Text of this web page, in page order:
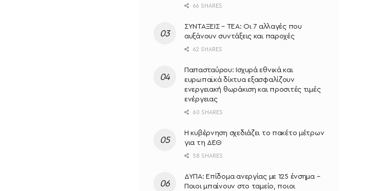
66 SHARES
ΣΥΝΤΑΞΕΙΣ – ΤΕΑ: Οι 7 αλλαγές που
αυξάνουν συντάξεις και παροχές
62 SHARES
Παπασταύρου: Ισχυρά εθνικά και
ευρωπαϊκά δίκτυα εξασφαλίζουν
ενεργειακή θωράκιση και προσιτές τιμές
ενέργειας
60 SHARES
Η κυβέρνηση σχεδιάζει το πακέτο μέτρων
για τη ΔΕΘ
58 SHARES
ΔΥΠΑ: Επίδομα ανεργίας με 125 ένσημα –
Ποιοι μπαίνουν στο ταμείο, ποιοι